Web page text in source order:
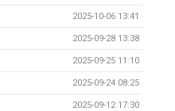
2025-10-06 13:41
2025-09-28 13:38
2025-09-25 11:10
2025-09-24 08:25
2025-09-12 17:30